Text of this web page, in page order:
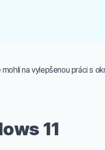
na vylepšenou práci s
11